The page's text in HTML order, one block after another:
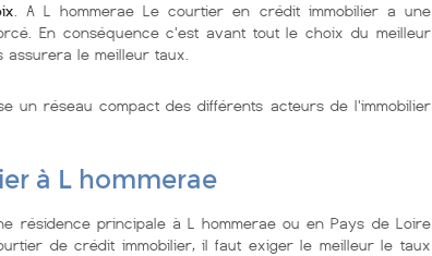
. A L hommerae Le courtier en crédit immobilier a une
En conséquence c'est avant tout le choix du meilleur
le meilleur taux.
un réseau compact des différents acteurs de l'immobilier
à L hommerae
résidence principale à L hommerae ou en Pays de Loire
de crédit immobilier, il faut exiger le meilleur le taux